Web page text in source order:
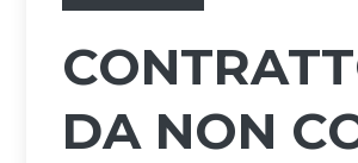
DA NON